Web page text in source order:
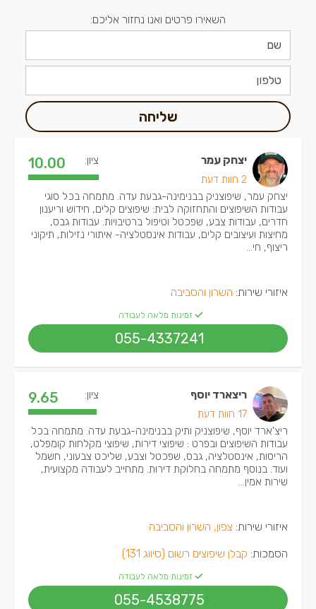
השאירו פרטים ואנו נחזור אליכם:
שליחה
יצחק עמר
2 חוות דעת
ציון: 10.00
יצחק עמר, שיפוצניק בבנימינה-גבעת עדה. מתמחה בכל סוגי
עבודות השיפוצים והתחזוקה לבית: שיפוצים קלים, חידוש וריענון
חדרים, עבודות צבע, שפכטל וטיפול ברטיבויות. עבודות גבס,
מחיצות ועיצובים קלים, עבודות אינסטלציה- איתורי נזילות, תיקוני
ריצוף, חי...
איזורי שירות: השרון והסביבה
זמינות מלאה לעבודה
055-4337241
ריצארד יוסף
17 חוות דעת
ציון: 9.65
ריצ'ארד יוסף, שיפוצניק ותיק בבנימינה-גבעת עדה. מתמחה בכל
עבודות השיפוצים ובפרט : שיפוצי דירות, שיפוצי מקלחות קומפלט,
הריסות, אינסטלציה, גבס, שפכטל וצבע, שליכט צבעוני, חשמל
ועוד. בנוסף מתמחה בחלוקת דירות. מתחייב לעבודה מקצועית,
שירות אמין...
איזורי שירות: צפון, השרון והסביבה
הסמכות: קבלן שיפוצים רשום (סיווג 131)
זמינות מלאה לעבודה
055-4538775